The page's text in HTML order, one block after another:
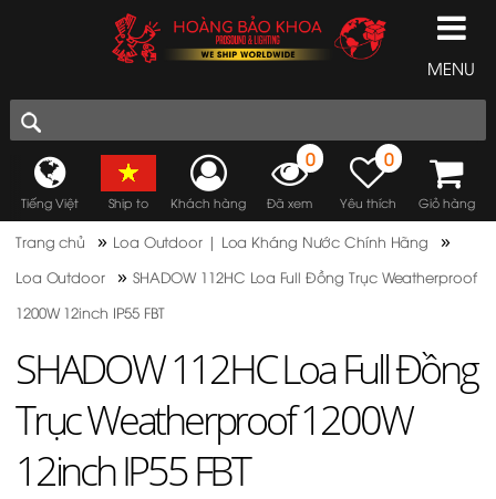
MENU
Tiếng Việt Ship to Khách hàng
0
Đã xem
0
Yêu thích Giỏ hàng
Trang chủ » Loa Outdoor | Loa Kháng Nước Chính Hãng »
Loa Outdoor » SHADOW 112HC Loa Full Đồng Trục Weatherproof
1200W 12inch IP55 FBT
SHADOW 112HC Loa Full Đồng
Trục Weatherproof 1200W
12inch IP55 FBT